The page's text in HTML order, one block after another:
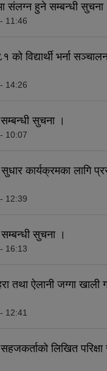
संलग्न हुने सम्बन्धी सुचना
11:46
विद्यार्थी भर्ना
14:26
सुचना ।
10:07
सुधार कार्यक्रमका लागि
12:39
सुचना ।
16:13
तथा ऐलानी जग्गा खाली
12:41
लिखित